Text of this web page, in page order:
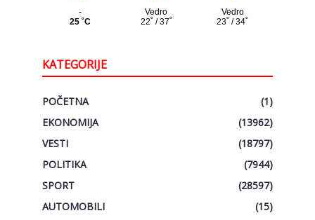
KATEGORIJE
POČETNA
(1)
EKONOMIJA
(13962)
VESTI
(18797)
POLITIKA
(7944)
SPORT
(28597)
AUTOMOBILI
(15)